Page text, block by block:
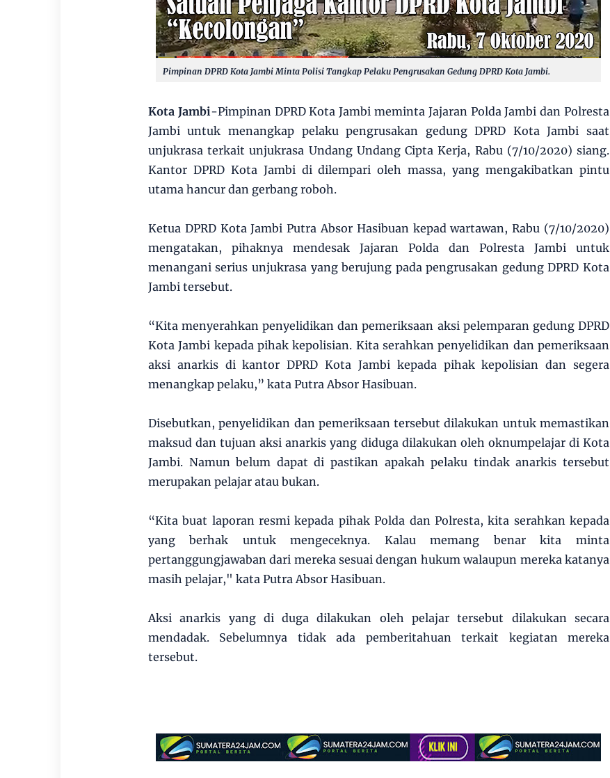
Pimpinan DPRD Kota Jambi Minta Polisi Tangkap Pelaku Pengrusakan Gedung DPRD Kota Jambi.
Kota Jambi-Pimpinan DPRD Kota Jambi meminta Jajaran Polda Jambi dan Polresta
Jambi untuk menangkap pelaku pengrusakan gedung DPRD Kota Jambi saat
unjukrasa terkait unjukrasa Undang Undang Cipta Kerja, Rabu (7/10/2020) siang.
Kantor DPRD Kota Jambi di dilempari oleh massa, yang mengakibatkan pintu
utama hancur dan gerbang roboh.
Ketua DPRD Kota Jambi Putra Absor Hasibuan kepad wartawan, Rabu (7/10/2020)
mengatakan, pihaknya mendesak Jajaran Polda dan Polresta Jambi untuk
menangani serius unjukrasa yang berujung pada pengrusakan gedung DPRD Kota
Jambi tersebut.
“Kita menyerahkan penyelidikan dan pemeriksaan aksi pelemparan gedung DPRD
Kota Jambi kepada pihak kepolisian. Kita serahkan penyelidikan dan pemeriksaan
aksi anarkis di kantor DPRD Kota Jambi kepada pihak kepolisian dan segera
menangkap pelaku,” kata Putra Absor Hasibuan.
Disebutkan, penyelidikan dan pemeriksaan tersebut dilakukan untuk memastikan
maksud dan tujuan aksi anarkis yang diduga dilakukan oleh oknumpelajar di Kota
Jambi. Namun belum dapat di pastikan apakah pelaku tindak anarkis tersebut
merupakan pelajar atau bukan.
“Kita buat laporan resmi kepada pihak Polda dan Polresta, kita serahkan kepada
yang berhak untuk mengeceknya. Kalau memang benar kita minta
pertanggungjawaban dari mereka sesuai dengan hukum walaupun mereka katanya
masih pelajar," kata Putra Absor Hasibuan.
Aksi anarkis yang di duga dilakukan oleh pelajar tersebut dilakukan secara
mendadak. Sebelumnya tidak ada pemberitahuan terkait kegiatan mereka
tersebut.